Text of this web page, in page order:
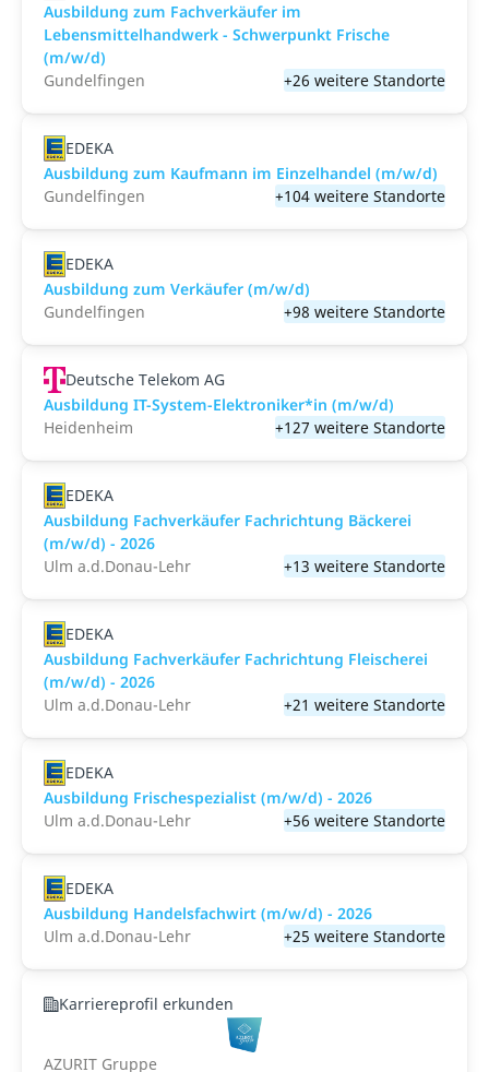
Ausbildung zum Fachverkäufer im
Lebensmittelhandwerk - Schwerpunkt Frische
(m/w/d)
Gundelfingen
+26 weitere Standorte
EDEKA
Ausbildung zum Kaufmann im Einzelhandel (m/w/d)
Gundelfingen
+104 weitere Standorte
EDEKA
Ausbildung zum Verkäufer (m/w/d)
Gundelfingen
+98 weitere Standorte
Deutsche Telekom AG
Ausbildung IT-System-Elektroniker*in (m/w/d)
Heidenheim
+127 weitere Standorte
EDEKA
Ausbildung Fachverkäufer Fachrichtung Bäckerei
(m/w/d) - 2026
Ulm a.d.Donau-Lehr
+13 weitere Standorte
EDEKA
Ausbildung Fachverkäufer Fachrichtung Fleischerei
(m/w/d) - 2026
Ulm a.d.Donau-Lehr
+21 weitere Standorte
EDEKA
Ausbildung Frischespezialist (m/w/d) - 2026
Ulm a.d.Donau-Lehr
+56 weitere Standorte
EDEKA
Ausbildung Handelsfachwirt (m/w/d) - 2026
Ulm a.d.Donau-Lehr
+25 weitere Standorte
Karriereprofil erkunden
AZURIT Gruppe